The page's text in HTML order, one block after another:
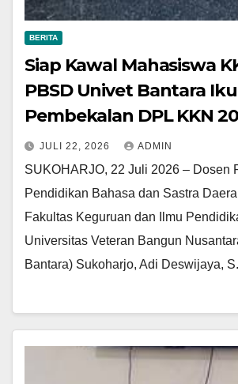
BERITA
Siap Kawal Mahasiswa
PBSD Univet Bantara
Pembekalan DPL KKN
JULI 22, 2026 ADMIN
SUKOHARJO, 22 Juli 2026 – Dosen
Pendidikan Bahasa dan Sastra
Fakultas Keguruan dan Ilmu
Universitas Veteran Bangun
Bantara) Sukoharjo, Adi Deswijaya,